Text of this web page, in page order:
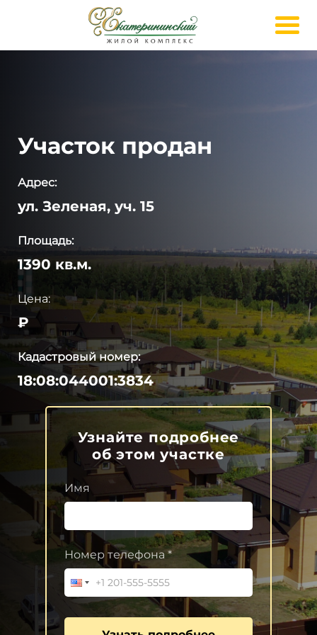
Участок продан
Адрес:
ул. Зеленая, уч. 15
Площадь:
1390 кв.м.
Цена:
₽
Кадастровый номер:
18:08:044001:3834
Узнайте подробнее
об этом участке
Имя
Номер телефона *